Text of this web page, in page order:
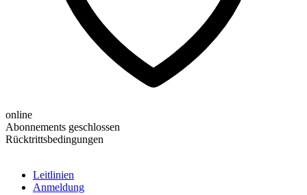
online
Abonnements geschlossen
Rücktrittsbedingungen
Leitlinien
Anmeldung